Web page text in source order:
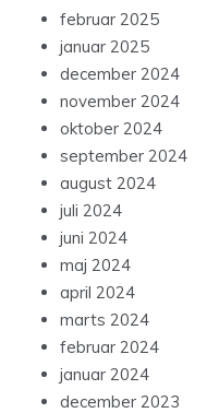
februar 2025
januar 2025
december 2024
november 2024
oktober 2024
september 2024
august 2024
juli 2024
juni 2024
maj 2024
april 2024
marts 2024
februar 2024
januar 2024
december 2023